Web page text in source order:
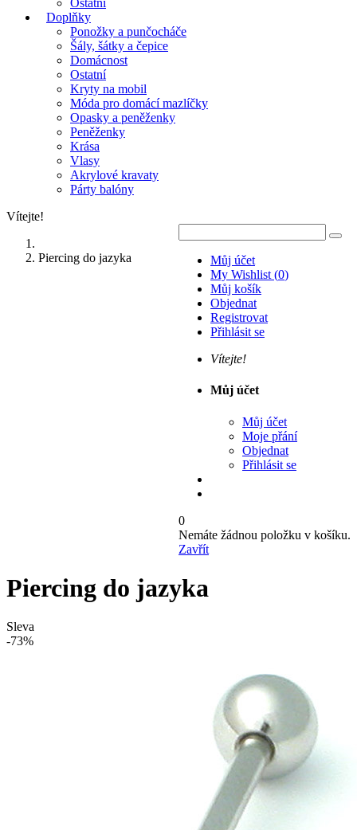
Ostatní
Doplňky
Ponožky a punčocháče
Šály, šátky a čepice
Domácnost
Ostatní
Kryty na mobil
Móda pro domácí mazlíčky
Opasky a peněženky
Peněženky
Krása
Vlasy
Akrylové kravaty
Párty balóny
Vítejte!
Můj účet
My Wishlist (0)
Můj košík
Objednat
Registrovat
Přihlásit se
Vítejte!
Můj účet
Můj účet
Moje přání
Objednat
Přihlásit se
0
Nemáte žádnou položku v košíku.
Zavřít
Piercing do jazyka
Piercing do jazyka
Sleva
-73%